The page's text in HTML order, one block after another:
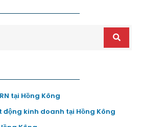
tại Hồng Kông
động kinh doanh tại Hồng Kông